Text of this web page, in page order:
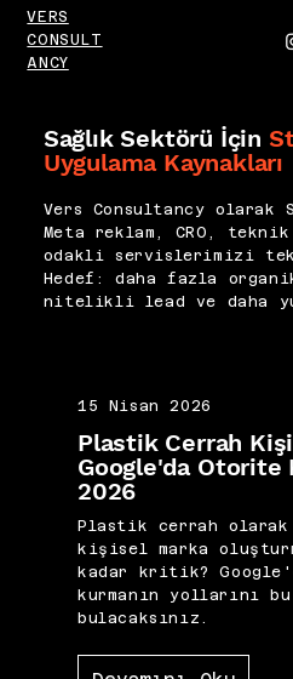
VERS
CONSULT
ANCY
Sağlık Sektörü İçin
Uygulama Kaynakları
Vers Consultancy olarak
Meta reklam, CRO,
odakli servislerimizi tek
Hedef: daha fazla
nitelikli lead ve daha
15 Nisan 2026
Plastik Cerrah
Google'da Otorite
2026
Plastik cerrah
kişisel marka
kadar kritik?
kurmanın yollarını
bulacaksınız.